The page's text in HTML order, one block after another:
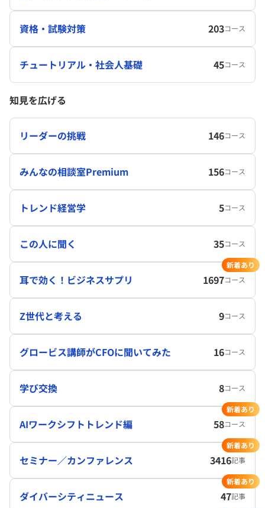
資格・試験対策 203コース
チュートリアル・社会人基礎 45コース
知見を広げる
リーダーの挑戦 146コース
みんなの相談室Premium 156コース
トレンド経営学 5コース
この人に聞く 35コース
耳で効く！ビジネスサプリ 1697コース
新着あり
Z世代と考える 9コース
グロービス講師がCFOに聞いてみた 16コース
学び交換 8コース
AIワークシフトトレンド編 58コース
新着あり
セミナー／カンファレンス 3416記事
新着あり
ダイバーシティニュース 47記事
新着あり